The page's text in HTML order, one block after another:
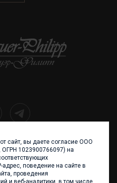
960 898
аллея, 47
4012 960 898,
сайт, вы даете согласие ООО
1023900766097) на
адрес, поведение на сайте в
проведения
и веб-аналитики, в том числе